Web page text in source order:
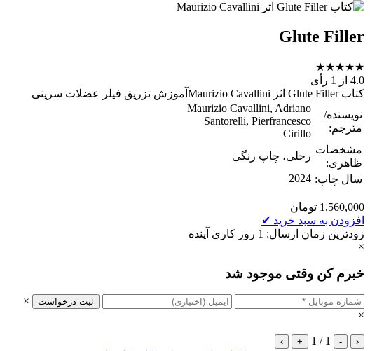
Glute Filler
★
★
★
★
★
4.0 از 1 رأی
کتاب Glute Filler اثر Maurizio Cavalliniآموزش تزریق فیلر عضلات سرینی
نویسنده/
مترجم:
Maurizio Cavallini, Adriano
Santorelli, Pierfrancesco
Cirillo
مشخصات
ظاهری:
رحلی، چاپ رنگی
سال چاپ: 2024
1,560,000 تومان
افزودن به سبد خرید ✔
زودترین زمان ارسال: 1 روز کاری آینده
×
خبرم کن وقتی موجود شد
ثبت درخواست
×
×
‹
-
1 / 1
+
›